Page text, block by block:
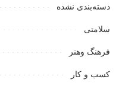
دسته‌بندی نشده
سلامتی
فرهنگ وهنر
کسب و کار